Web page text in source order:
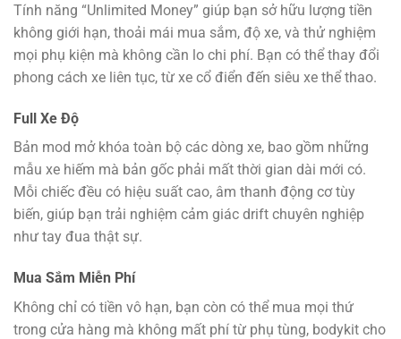
Tính năng “Unlimited Money” giúp bạn sở hữu lượng tiền
không giới hạn, thoải mái mua sắm, độ xe, và thử nghiệm
mọi phụ kiện mà không cần lo chi phí. Bạn có thể thay đổi
phong cách xe liên tục, từ xe cổ điển đến siêu xe thể thao.
Full Xe Độ
Bản mod mở khóa toàn bộ các dòng xe, bao gồm những
mẫu xe hiếm mà bản gốc phải mất thời gian dài mới có.
Mỗi chiếc đều có hiệu suất cao, âm thanh động cơ tùy
biến, giúp bạn trải nghiệm cảm giác drift chuyên nghiệp
như tay đua thật sự.
Mua Sắm Miễn Phí
Không chỉ có tiền vô hạn, bạn còn có thể mua mọi thứ
trong cửa hàng mà không mất phí từ phụ tùng, bodykit cho